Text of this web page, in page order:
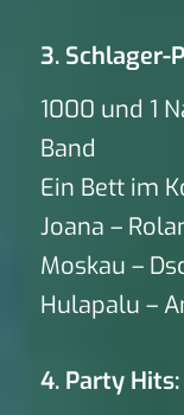
3. Schlager-
1000 und 1
Band
Ein Bett im
Joana –
Moskau –
Hulapalu –
4. Party Hits: